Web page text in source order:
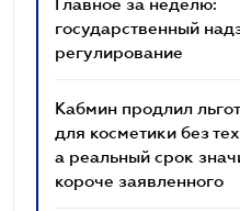
государственный
регулирование
Кабмин продлил
для косметики без
а реальный срок
короче заявленного